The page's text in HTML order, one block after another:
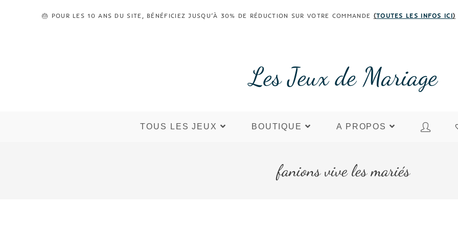
🎂 POUR LES 10 ANS DU SITE, BÉNÉFICIEZ JUSQU’À 30% DE RÉDUCTION SUR VOTRE COMMANDE (TOUTES LES INFOS ICI)
Les Jeux de Mariage
TOUS LES JEUX BOUTIQUE A PROPOS
fanions vive les mariés